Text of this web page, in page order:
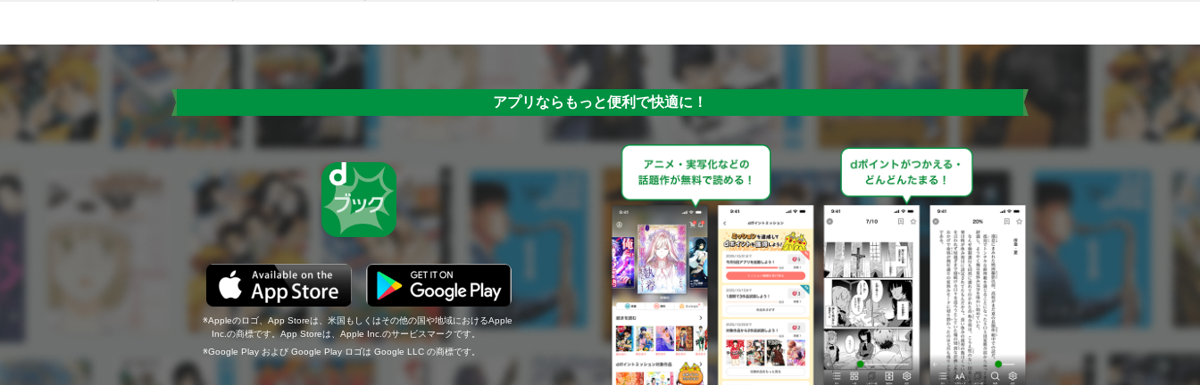
アプリならもっと便利で快適に！
Appleのロゴ、App Storeは、米国もしくはその他の国や地域におけるApple
Inc.の商標です。App Storeは、Apple Inc.のサービスマークです。
Google Play および Google Play ロゴは Google LLC の商標です。